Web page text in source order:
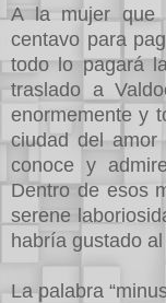
A la mujer que
centavo para
todo lo pagará
traslado a
enormemente y
ciudad del
conoce y
Dentro de esos
serene
habría gustado
La palabra